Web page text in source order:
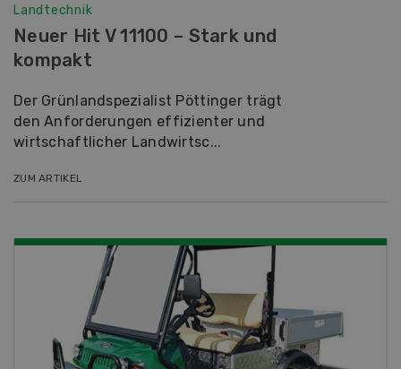
Landtechnik
Neuer Hit V 11100 – Stark und
kompakt
Der Grünlandspezialist Pöttinger trägt
den Anforderungen effizienter und
wirtschaftlicher Landwirtsc...
ZUM ARTIKEL